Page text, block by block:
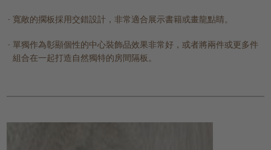
寬敞的擱板採用交錯設計，非常適合展示書籍或畫龍點睛。
單獨作為彰顯個性的中心裝飾品效果非常好，或者將兩件或更多件
組合在一起打造自然獨特的房間隔板。